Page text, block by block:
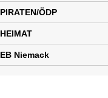
PIRATEN/ÖDP
HEIMAT
EB Niemack